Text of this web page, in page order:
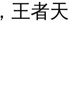
王者